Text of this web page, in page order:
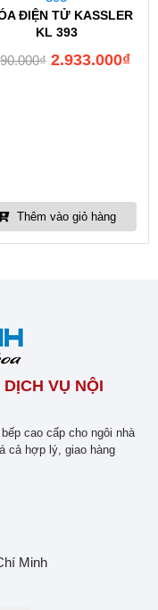
ĐIỆN TỬ KASSLER
KL 393
₫ 2.933.000₫
Thêm vào giỏ hàng
VỤ NỘI
cao cấp cho ngôi nhà
cả hợp lý, giao hàng
Minh